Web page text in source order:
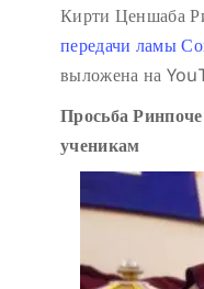
Кирти Ценшаба
передачи ламы
выложена на
Просьба
ученикам